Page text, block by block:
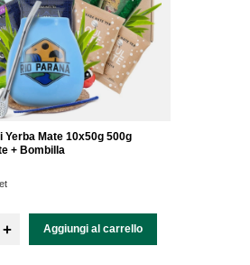
Yerba Mate 10x50g 500g
+ Bombilla
+ Aggiungi al carrello